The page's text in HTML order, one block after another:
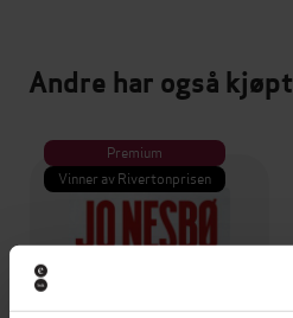
Andre har også kjøpt
Premium
Vinner av Rivertonprisen